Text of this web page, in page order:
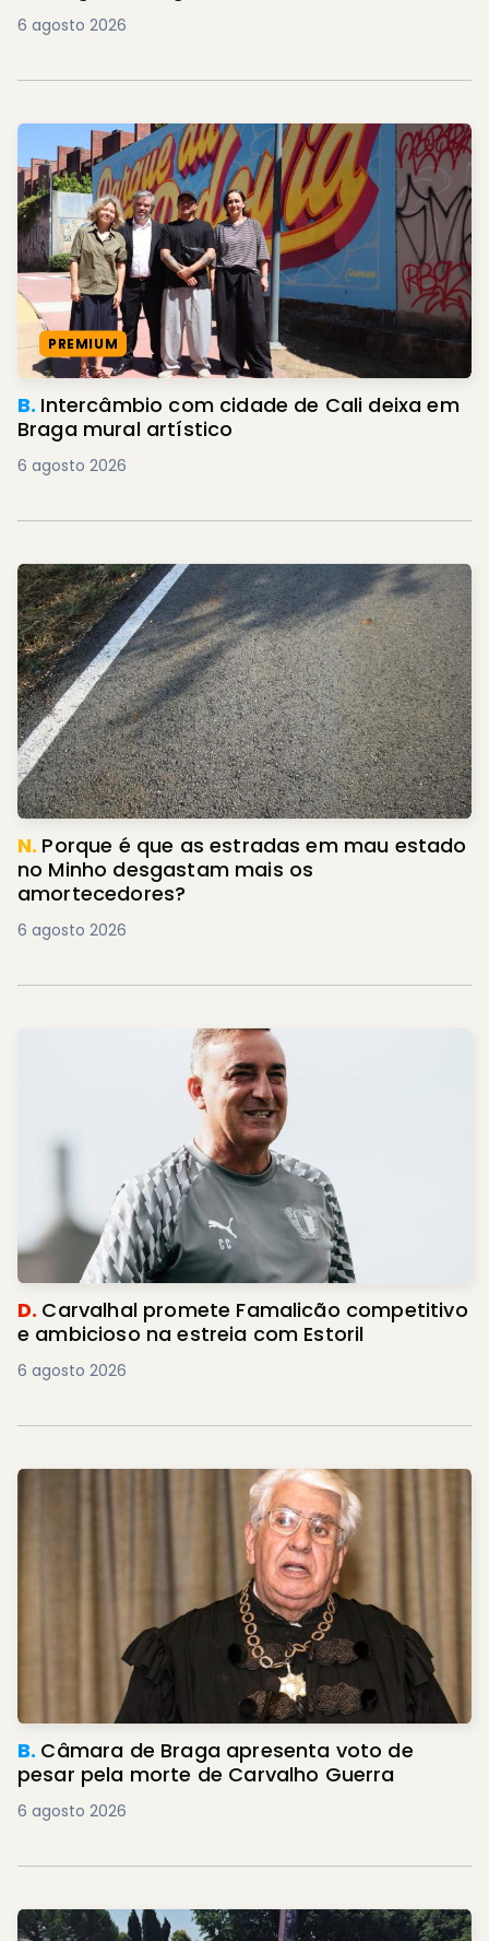
6 agosto 2026
PREMIUM
B. Intercâmbio com cidade de Cali deixa em
Braga mural artístico
6 agosto 2026
N. Porque é que as estradas em mau estado
no Minho desgastam mais os
amortecedores?
6 agosto 2026
D. Carvalhal promete Famalicão competitivo
e ambicioso na estreia com Estoril
6 agosto 2026
B. Câmara de Braga apresenta voto de
pesar pela morte de Carvalho Guerra
6 agosto 2026